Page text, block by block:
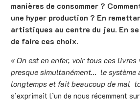
manières de consommer ?
une hyper production ? En
artistiques au centre du jeu. En
de faire ces choix.
« On est en enfer, voir tous ces
presque simultanément… le système
longtemps et fait beaucoup de mal
s’exprimait l’un de nous récemment